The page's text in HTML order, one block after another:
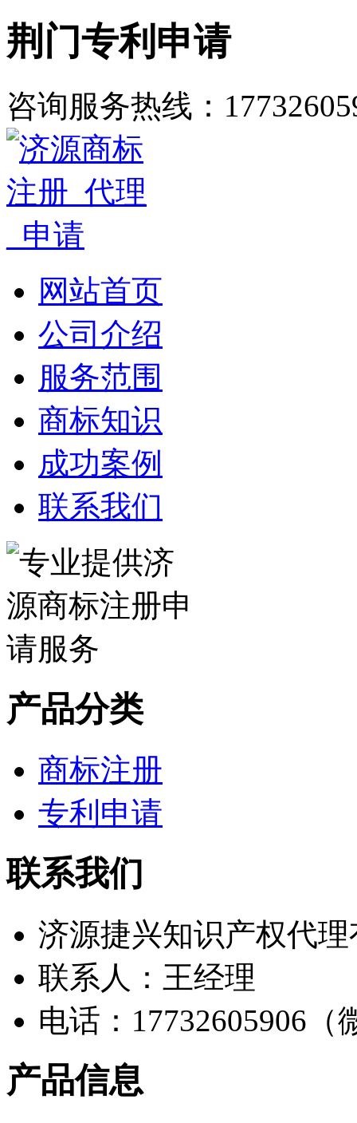
荆门专利申请
咨询服务热线：
网站首页
公司介绍
服务范围
商标知识
成功案例
联系我们
产品分类
商标注册
专利申请
联系我们
济源捷兴知识产权代
联系人：王经理
电话：17732605906（
产品信息